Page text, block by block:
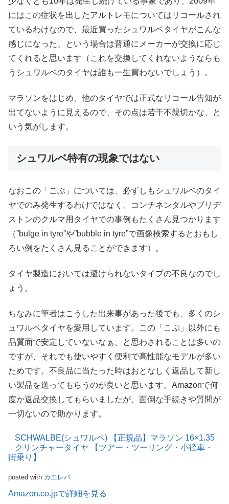
にはこの症状を出したアルトレモについてはリコールされ
ているわけなので、最近買ったシュワルベタイヤがこんな
感じになった、という場合は普通にメーカーが交換に応じ
てくれると思います（これを交換してくれないようならも
うシュワルベのタイヤは誰も一生買わないでしょう）。
マラソンをはじめ、他のタイヤでは正式なリコール告知が
出てないように見えるので、その点は若干不親切かな、と
いう気がします。
シュワルベ特有の現象ではない
なおこの「こぶ」については、必ずしもシュワルベのタイ
ヤでのみ発生するわけではなく、コンチネンタルやブリヂ
ストンのクルマ用タイヤでの事例もたくさん見つかります
（”bulge in tyre”や”bubble in tyre”で画像検索するとおもし
ろい例をたくさん見ることができます）。
タイヤ製造においては避けられないタイプの不良なのでし
ょう。
ちなみに筆者はこうした出来事があった後でも、多くのシ
ュワルベタイヤを愛用しています。この「こぶ」以外にも
品質面で安定していないなぁ、と思わされることは多いの
ですが、それでも使いやすく便利で高性能なモデルが多い
ためです。不良品に当たった時はおとなしく返品して新し
い製品を送ってもらうのが良いと思います。Amazonで何
度か返品交換してもらいましたが、面倒な手続きや質問が
一切ないので助かります。
SCHWALBE(シュワルベ) 【正規品】マラソン 16×1.35
クリンチャータイヤ 【ツアー・ツーリング・小径車・
街乗り】
posted with カエレバ
Amazon.co.jpで詳細を見る